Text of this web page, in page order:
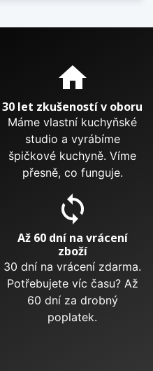
home
30 let zkušeností v oboru
Máme vlastní kuchyňské
studio a vyrábíme
špičkové kuchyně. Víme
přesně, co funguje.
sync
Až 60 dní na vrácení
zboží
30 dní na vrácení zdarma.
Potřebujete víc času? Až
60 dní za drobný
poplatek.